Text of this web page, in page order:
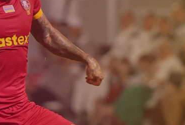
Ընդունելություն 2017-
2012 թթ. երեխաների
համար
Լուսանկարներ
Տեսանյութեր